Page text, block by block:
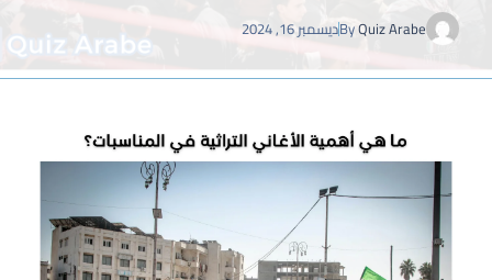
ByQuiz Arabe ديسمبر 16, 2024